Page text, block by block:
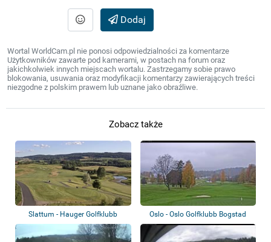
Dodaj
Wortal WorldCam.pl nie ponosi odpowiedzialności za komentarze
Użytkowników zawarte pod kamerami, w postach na forum oraz
jakichkolwiek innych miejscach wortalu. Zastrzegamy sobie prawo
blokowania, usuwania oraz modyfikacji komentarzy zawierających treści
niezgodne z polskim prawem lub uznane jako obraźliwe.
Zobacz także
Slattum - Hauger Golfklubb Oslo - Oslo Golfklubb Bogstad